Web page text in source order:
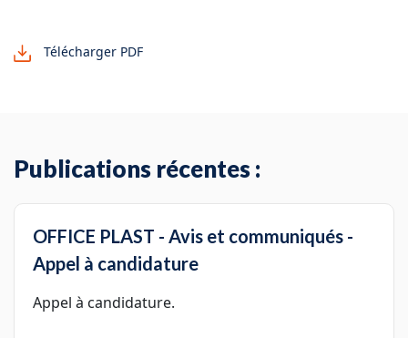
Télécharger PDF
Publications récentes :
OFFICE PLAST - Avis et communiqués -
Appel à candidature
Appel à candidature.